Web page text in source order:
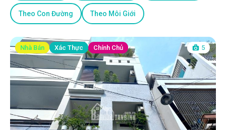
Theo Con Đường Theo Môi Giới
Nhà Bán Xác Thực Chính Chủ 5